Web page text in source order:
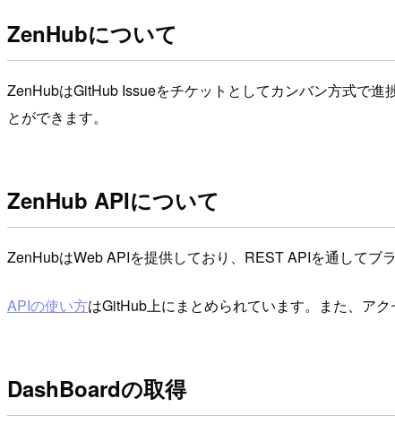
ZenHubについて
ZenHubはGitHub Issueをチケットとしてカンバン方式で
とができます。
ZenHub APIについて
ZenHubはWeb APIを提供しており、REST APIを通してブ
APIの使い方はGitHub上にまとめられています。また、ア
DashBoardの取得